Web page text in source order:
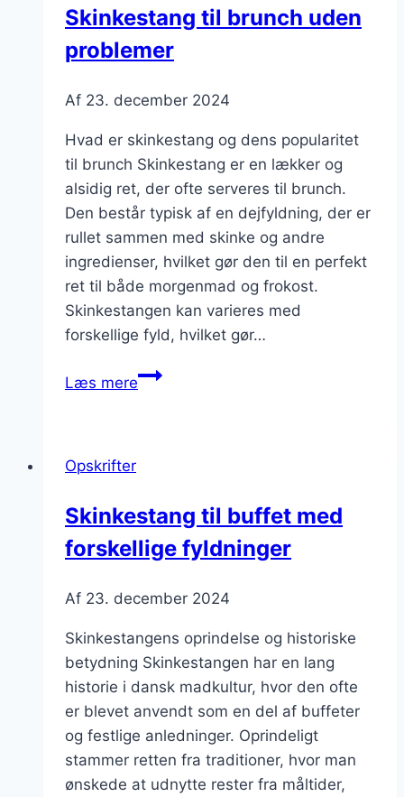
Skinkestang til brunch uden
problemer
Af 23. december 2024
Hvad er skinkestang og dens popularitet
til brunch Skinkestang er en lækker og
alsidig ret, der ofte serveres til brunch.
Den består typisk af en dejfyldning, der er
rullet sammen med skinke og andre
ingredienser, hvilket gør den til en perfekt
ret til både morgenmad og frokost.
Skinkestangen kan varieres med
forskellige fyld, hvilket gør…
Læs mereSkinkestang
Opskrifter
Skinkestang til buffet med
forskellige fyldninger
Af 23. december 2024
Skinkestangens oprindelse og historiske
betydning Skinkestangen har en lang
historie i dansk madkultur, hvor den ofte
er blevet anvendt som en del af buffeter
og festlige anledninger. Oprindeligt
stammer retten fra traditioner, hvor man
ønskede at udnytte rester fra måltider,